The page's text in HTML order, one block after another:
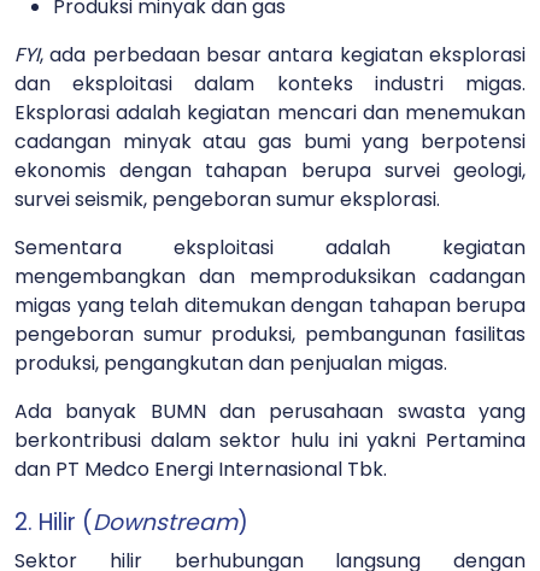
Produksi minyak dan gas
FYI, ada perbedaan besar antara kegiatan eksplorasi
dan eksploitasi dalam konteks industri migas.
Eksplorasi adalah kegiatan mencari dan menemukan
cadangan minyak atau gas bumi yang berpotensi
ekonomis dengan tahapan berupa survei geologi,
survei seismik, pengeboran sumur eksplorasi.
Sementara eksploitasi adalah kegiatan
mengembangkan dan memproduksikan cadangan
migas yang telah ditemukan dengan tahapan berupa
pengeboran sumur produksi, pembangunan fasilitas
produksi, pengangkutan dan penjualan migas.
Ada banyak BUMN dan perusahaan swasta yang
berkontribusi dalam sektor hulu ini yakni Pertamina
dan PT Medco Energi Internasional Tbk.
2. Hilir (Downstream)
Sektor hilir berhubungan langsung dengan